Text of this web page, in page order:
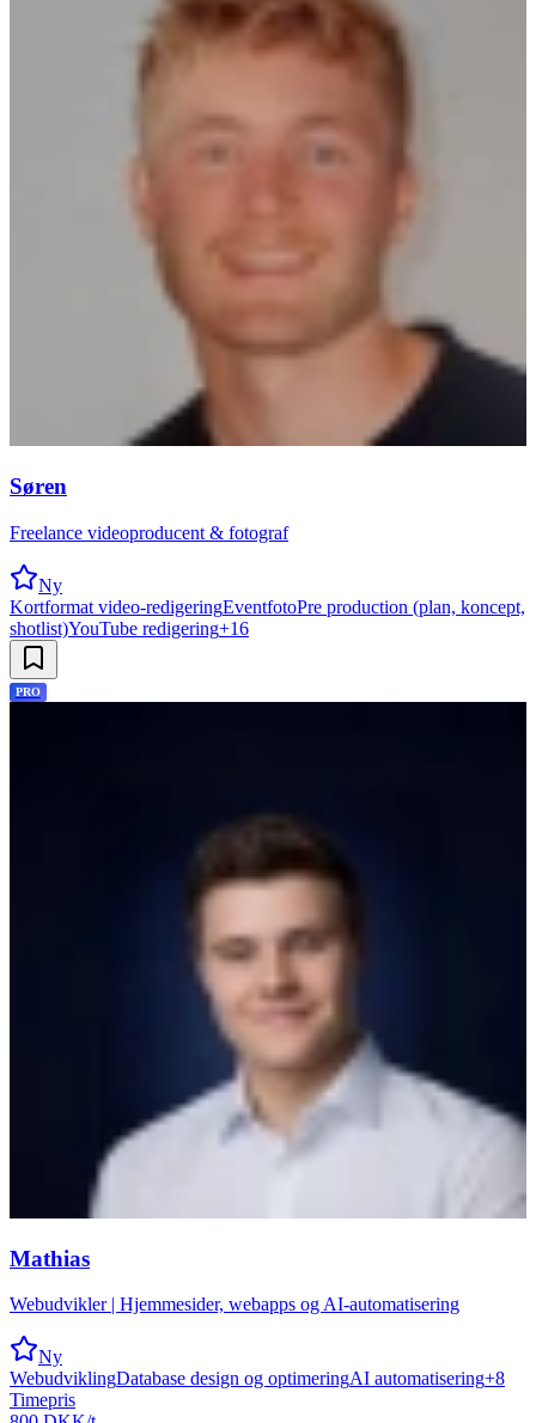
Søren
Freelance videoproducent & fotograf
Ny
Kortformat video-redigeringEventfotoPre production (plan, koncept,
shotlist)YouTube redigering+16
PRO
Mathias
Webudvikler | Hjemmesider, webapps og AI-automatisering
Ny
WebudviklingDatabase design og optimeringAI automatisering+8
Timepris